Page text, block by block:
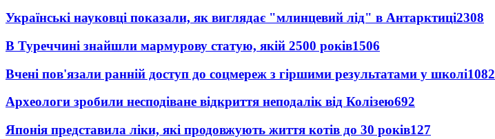
Українські науковці показали, як виглядає "млинцевий лід" в Антарктиці2308
В Туреччині знайшли мармурову статую, якій 2500 років1506
Вчені пов'язали ранній доступ до соцмереж з гіршими результатами у школі1082
Археологи зробили несподіване відкриття неподалік від Колізею692
Японія представила ліки, які продовжують життя котів до 30 років127